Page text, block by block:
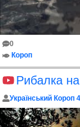
0
Короп
Рибалка
Український Короп